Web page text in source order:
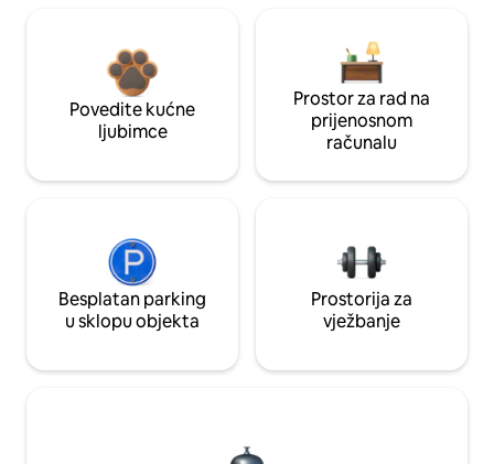
Povedite kućne
ljubimce
Prostor za rad na
prijenosnom
računalu
Besplatan parking
u sklopu objekta
Prostorija za
vježbanje